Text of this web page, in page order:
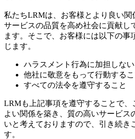
私たちLRMは、お客様とより良い関
サービスの品質を高め社会に貢献し
ます。そこで、お客様には以下の事
じます。
ハラスメント行為に加担しない
他社に敬意をもって行動するこ
すべての法令を遵守すること
LRMも上記事項を遵守することで、
よい関係を築き、質の高いサービス
いと考えておりますので、引き続き
す。